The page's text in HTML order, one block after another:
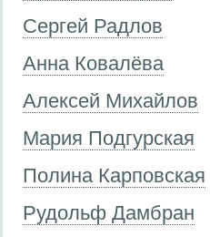
Сергей Радлов
Анна Ковалёва
Алексей Михайлов
Мария Подгурская
Полина Карповская
Рудольф Дамбран